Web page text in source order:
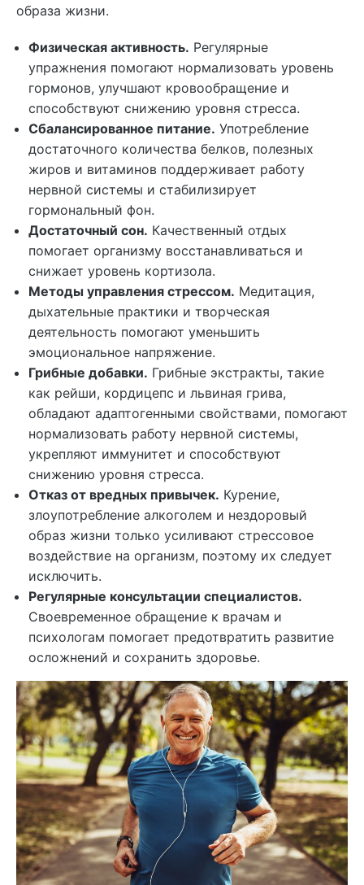
образа жизни.
Физическая активность. Регулярные
упражнения помогают нормализовать уровень
гормонов, улучшают кровообращение и
способствуют снижению уровня стресса.
Сбалансированное питание. Употребление
достаточного количества белков, полезных
жиров и витаминов поддерживает работу
нервной системы и стабилизирует
гормональный фон.
Достаточный сон. Качественный отдых
помогает организму восстанавливаться и
снижает уровень кортизола.
Методы управления стрессом. Медитация,
дыхательные практики и творческая
деятельность помогают уменьшить
эмоциональное напряжение.
Грибные добавки. Грибные экстракты, такие
как рейши, кордицепс и львиная грива,
обладают адаптогенными свойствами, помогают
нормализовать работу нервной системы,
укрепляют иммунитет и способствуют
снижению уровня стресса.
Отказ от вредных привычек. Курение,
злоупотребление алкоголем и нездоровый
образ жизни только усиливают стрессовое
воздействие на организм, поэтому их следует
исключить.
Регулярные консультации специалистов.
Своевременное обращение к врачам и
психологам помогает предотвратить развитие
осложнений и сохранить здоровье.